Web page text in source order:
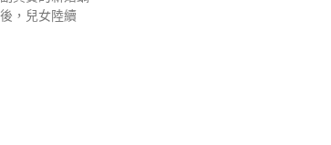
，兒女陸續